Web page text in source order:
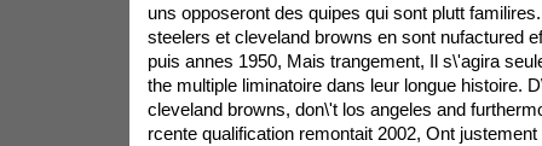
uns opposeront des quipes qui sont plutt
steelers et cleveland browns en sont nufactured
puis annes 1950, Mais trangement, Il s\'agira
the multiple liminatoire dans leur longue histoire.
cleveland browns, don\'t los angeles and
rcente qualification remontait 2002, Ont